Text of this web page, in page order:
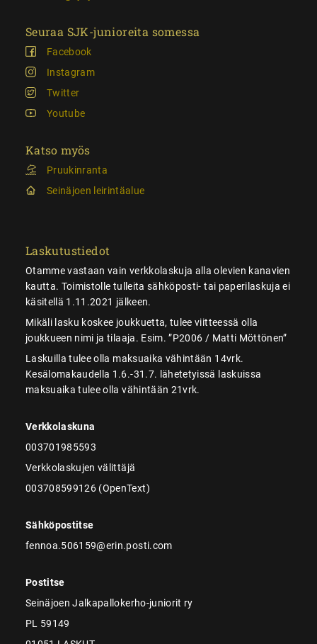
Seuraa SJK-junioreita somessa
Facebook
Instagram
Twitter
Youtube
Katso myös
Pruukinranta
Seinäjoen leirintäalue
Laskutustiedot
Otamme vastaan vain verkkolaskuja alla olevien kanavien
kautta. Toimistolle tulleita sähköposti- tai paperilaskuja ei
käsitellä 1.11.2021 jälkeen.
Mikäli lasku koskee joukkuetta, tulee viitteessä olla
joukkueen nimi ja tilaaja. Esim. ”P2006 / Matti Möttönen”
Laskuilla tulee olla maksuaika vähintään 14vrk.
Kesälomakaudella 1.6.-31.7. lähetetyissä laskuissa
maksuaika tulee olla vähintään 21vrk.
Verkkolaskuna
003701985593
Verkkolaskujen välittäjä
003708599126 (OpenText)
Sähköpostitse
fennoa.506159@erin.posti.com
Postitse
Seinäjoen Jalkapallokerho-juniorit ry
PL 59149